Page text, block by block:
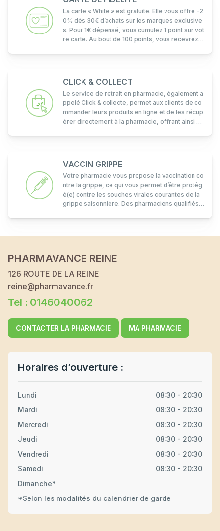
La carte « White » est gratuite. Elle vous offre -2
0% dès 30€ d’achats sur les marques exclusive
s. Pour 1€ dépensé, vous cumulez 1 point sur vot
re carte. Au bout de 100 points, vous recevrez à
CLICK & COLLECT
Le service de retrait en pharmacie, également a
ppelé Click & collecte, permet aux clients de co
mmander leurs produits en ligne et de les récup
érer directement à la pharmacie, offrant ainsi un
VACCIN GRIPPE
Votre pharmacie vous propose la vaccination co
ntre la grippe, ce qui vous permet d’être protég
é(e) contre les souches virales courantes de la
grippe saisonnière. Des pharmaciens qualifiés v
PHARMAVANCE REINE
126 ROUTE DE LA REINE
reine@pharmavance.fr
Tel : 0146040062
CONTACTER LA PHARMACIE MA PHARMACIE
Horaires d’ouverture :
Lundi
08:30 - 20:30
Mardi
08:30 - 20:30
Mercredi
08:30 - 20:30
Jeudi
08:30 - 20:30
Vendredi
08:30 - 20:30
Samedi
08:30 - 20:30
Dimanche*
*Selon les modalités du calendrier de garde